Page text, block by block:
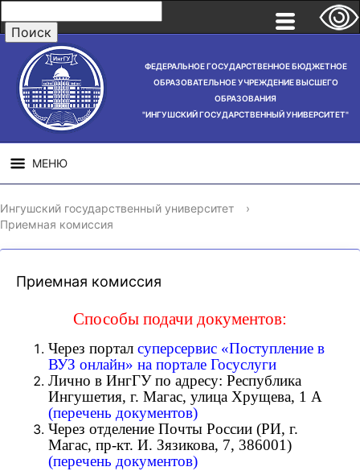
ФЕДЕРАЛЬНОЕ ГОСУДАРСТВЕННОЕ БЮДЖЕТНОЕ
ОБРАЗОВАТЕЛЬНОЕ УЧРЕЖДЕНИЕ ВЫСШЕГО
ОБРАЗОВАНИЯ
"ИНГУШСКИЙ ГОСУДАРСТВЕННЫЙ УНИВЕРСИТЕТ"
МЕНЮ
СВЕДЕНИЯ ОБ
ОБРАЗОВАТЕЛЬНОЙ
НАУЧНАЯ
ДЕЯТЕЛЬНОСТЬ
Ингушский государственный университет
›
Приемная комиссия
Приемная комиссия
Способы подачи документов:
Через портал суперсервис «Поступление в
ВУЗ онлайн» на портале Госуслуги
Лично в ИнгГУ по адресу: Республика
Ингушетия, г. Магас, улица Хрущева, 1 А
(перечень документов)
Через отделение Почты России (РИ, г.
Магас, пр-кт. И. Зязикова, 7, 386001)
(перечень документов)